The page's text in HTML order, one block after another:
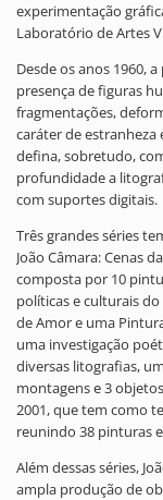
experimentação
Laboratório de Artes
Desde os anos 1960,
presença de figuras
fragmentações,
caráter de estranheza
defina, sobretudo,
profundidade a
com suportes digitais.
Três grandes séries
João Câmara: Cenas
composta por 10
políticas e culturais do
de Amor e uma
uma investigação
diversas litografias,
montagens e 3
2001, que tem como
reunindo 38 pinturas
Além dessas séries,
ampla produção de